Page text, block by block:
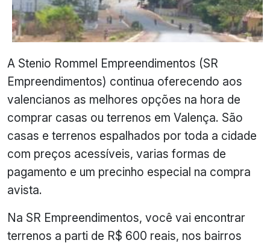
A Stenio Rommel Empreendimentos (SR
Empreendimentos) continua oferecendo aos
valencianos as melhores opções na hora de
comprar casas ou terrenos em Valença. São
casas e terrenos espalhados por toda a cidade
com preços acessíveis, varias formas de
pagamento e um precinho especial na compra
avista.
Na SR Empreendimentos, você vai encontrar
terrenos a parti de R$ 600 reais, nos bairros